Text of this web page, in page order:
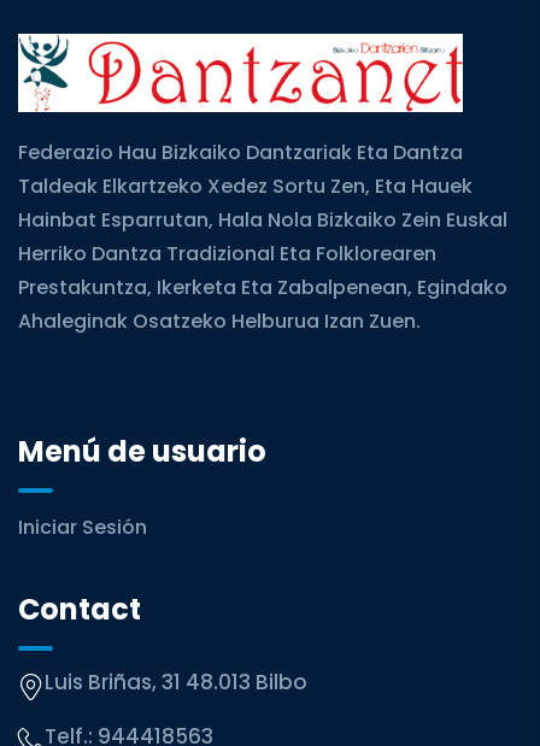
Federazio Hau Bizkaiko Dantzariak Eta Dantza
Taldeak Elkartzeko Xedez Sortu Zen, Eta Hauek
Hainbat Esparrutan, Hala Nola Bizkaiko Zein Euskal
Herriko Dantza Tradizional Eta Folklorearen
Prestakuntza, Ikerketa Eta Zabalpenean, Egindako
Ahaleginak Osatzeko Helburua Izan Zuen.
Menú de usuario
Iniciar Sesión
Contact
Luis Briñas, 31 48.013 Bilbo
Telf.: 944418563